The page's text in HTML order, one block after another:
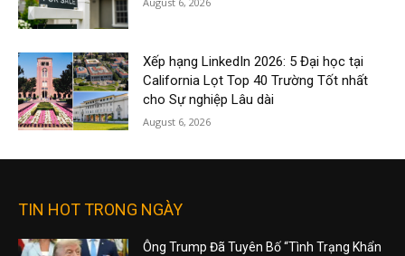
Xếp hạng LinkedIn 2026: 5 Đại học tại
California Lọt Top 40 Trường Tốt nhất
cho Sự nghiệp Lâu dài
August 6, 2026
TIN HOT TRONG NGÀY
Ông Trump Đã Tuyên Bố “Tình Trạng Khẩn